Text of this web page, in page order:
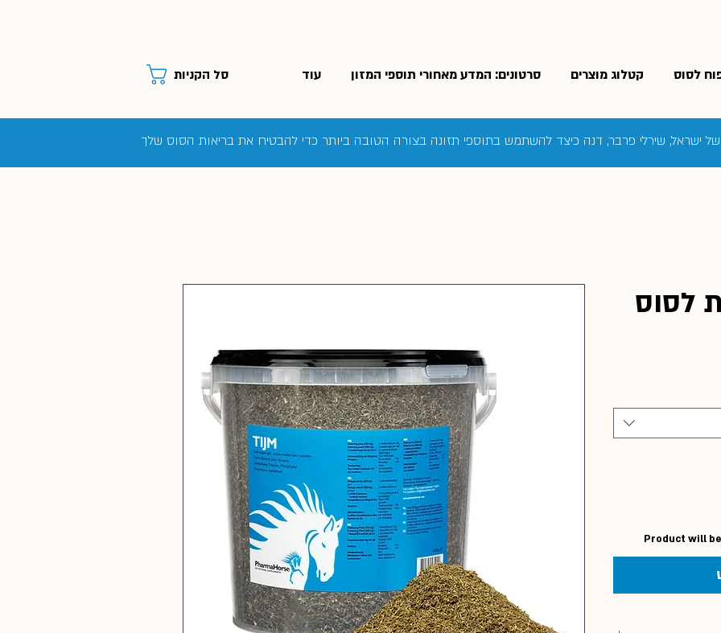
סל הקניות לסוס קטלוג מוצרים סרטונים: המדע מאחורי תוספי המזון עוד
של ישראל, שירלי פרבר, דנה כיצד להשתמש בתוספי תזונה בצורה הטובה ביותר כדי להבטיח את בריאות הסוס שלך
Product will